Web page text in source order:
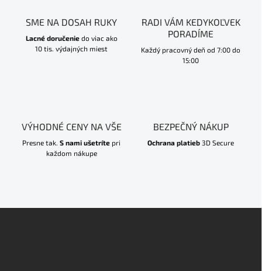
SME NA DOSAH RUKY
Lacné doručeniedo viac ako
10 tis. výdajných miest
RADI VÁM KEDYKOĽVEK
PORADÍME
Každý pracovný deň od 7:00 do
15:00
VÝHODNÉ CENY NA VŠE
Presne tak. S nami ušetríte pri
každom nákupe
BEZPEČNÝ NÁKUP
Ochrana platieb 3D Secure